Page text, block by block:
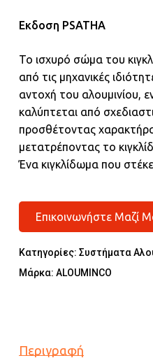
Eκδοση PSATHA
Το ισχυρό σώμα του
από τις μηχανικές
αντοχή του αλουμινίου,
καλύπτεται από
προσθέτοντας
μετατρέποντας το
Ένα κιγκλίδωμα που
Επικοινωνήστε Μαζί
Κατηγορίες: Συστήματα
Μάρκα: ALOUMINCO
Περιγραφή